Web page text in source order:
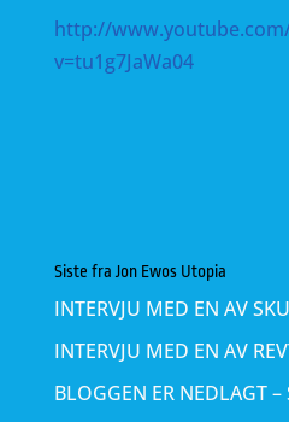
http://
v=tu1g7JaWa04
Siste fra Jon Ewos Utopia
INTERVJU MED EN AV
INTERVJU MED EN AV
BLOGGEN ER NEDLAGT –